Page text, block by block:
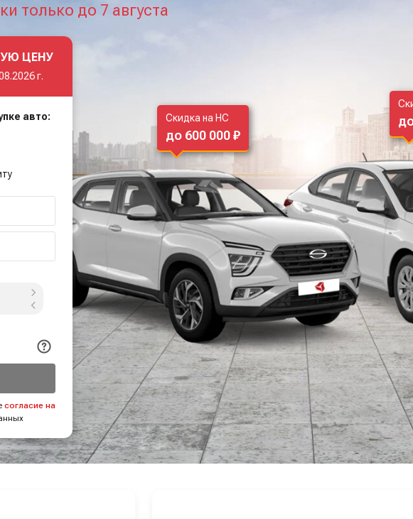
только до 7 августа
ЦЕНУ
г.
авто:
согласие на
Скидка на HC
до 600 000 ₽